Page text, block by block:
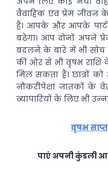
वैवाहिक एवं प्रेम
है। आपके और आपके
बढ़ेगा। आप दोनों अपने
बदलने के बारे में भी
की ओर से भी वृषभ राशि
मिल सकता है। छात्रों को
नौकरीपेशा जातकों के
व्‍यापारियों के लिए भी
वृषभ
पाएं अपनी कुंडली